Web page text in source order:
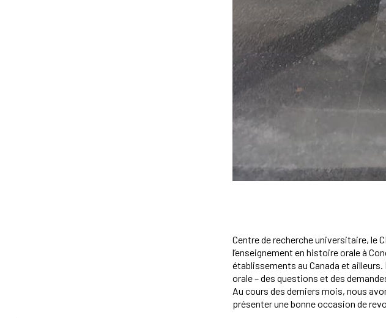
Centre de recherche universitaire, le
l’enseignement en histoire orale à
établissements au Canada et
orale – des questions et des
Au cours des derniers mois, nous
présenter une bonne occasion de